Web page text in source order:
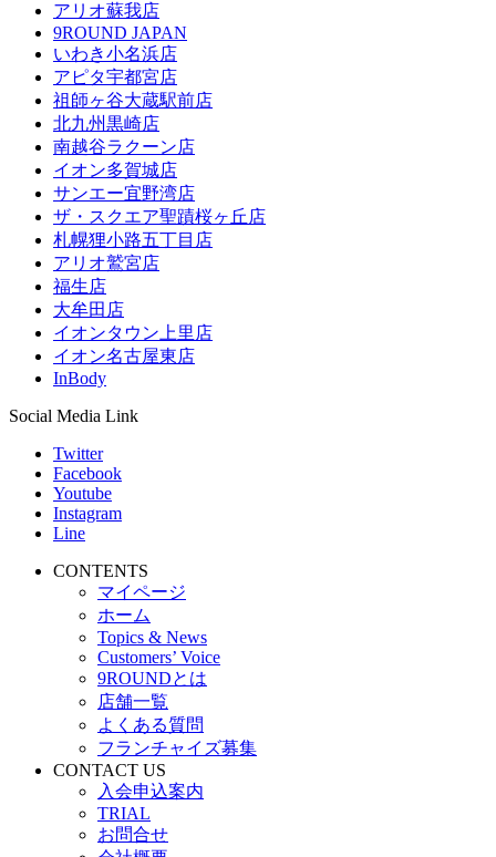
アリオ蘇我店
9ROUND JAPAN
いわき小名浜店
アピタ宇都宮店
祖師ヶ谷大蔵駅前店
北九州黒崎店
南越谷ラクーン店
イオン多賀城店
サンエー宜野湾店
ザ・スクエア聖蹟桜ヶ丘店
札幌狸小路五丁目店
アリオ鷲宮店
福生店
大牟田店
イオンタウン上里店
イオン名古屋東店
InBody
Social Media Link
Twitter
Facebook
Youtube
Instagram
Line
CONTENTS
マイページ
ホーム
Topics & News
Customers’ Voice
9ROUNDとは
店舗一覧
よくある質問
フランチャイズ募集
CONTACT US
入会申込案内
TRIAL
お問合せ